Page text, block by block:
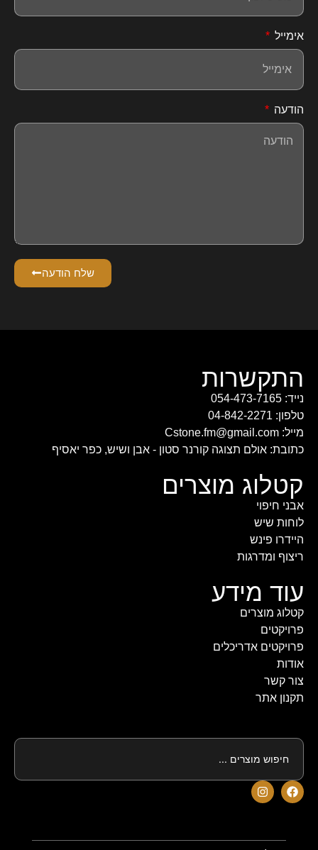
אימייל
הודעה
שלח הודעה
התקשרות
נייד: 054-473-7165
טלפון: 04-842-2271
מייל: Cstone.fm@gmail.com
כתובת: אולם תצוגה קורנר סטון - אבן ושיש, כפר יאסיף
קטלוג מוצרים
אבני חיפוי
לוחות שיש
היידרו פינש
ריצוף ומדרגות
עוד מידע
קטלוג מוצרים
פרויקטים
פרויקטים אדריכלים
אודות
צור קשר
תקנון אתר